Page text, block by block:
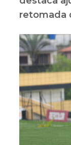
retomada